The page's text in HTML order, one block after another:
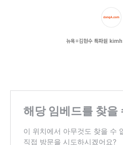
뉴욕=김현수 특파원